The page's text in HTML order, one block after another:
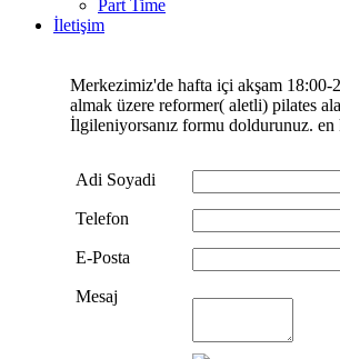
Part Time
İletişim
Merkezimiz'de hafta içi akşam 18:00-
almak üzere reformer( aletli) pilates
İlgileniyorsanız formu doldurunuz. en
Adi Soyadi
Telefon
E-Posta
Mesaj